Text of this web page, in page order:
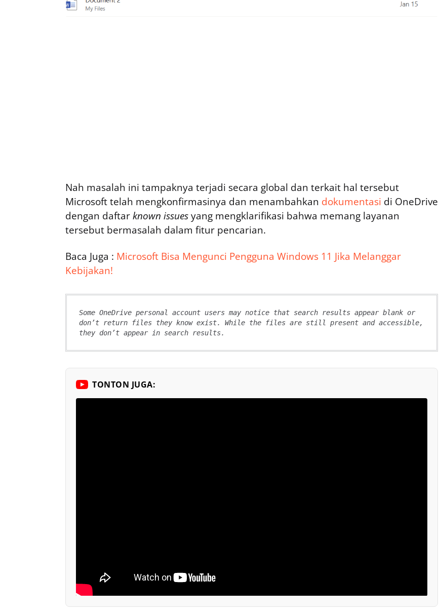
Nah masalah ini tampaknya terjadi secara global dan terkait hal tersebut
Microsoft telah mengkonfirmasinya dan menambahkan dokumentasi di OneDrive
dengan daftarknown issuesyang mengklarifikasi bahwa memang layanan
tersebut bermasalah dalam fitur pencarian.
Baca Juga : Microsoft Bisa Mengunci Pengguna Windows 11 Jika Melanggar
Kebijakan!
Some OneDrive personal account users may notice that search results appear blank or
don’t return files they know exist. While the files are still present and accessible,
they don’t appear in search results.
TONTON JUGA: